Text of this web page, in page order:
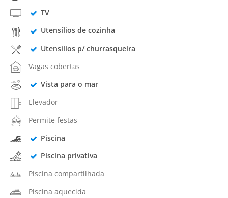
TV
Utensílios de cozinha
Utensílios p/ churrasqueira
Vagas cobertas
Vista para o mar
Elevador
Permite festas
Piscina
Piscina privativa
Piscina compartilhada
Piscina aquecida